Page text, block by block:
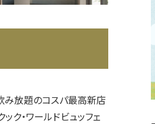
放題のコスパ最高新店
ク・ワールドビュッフェ